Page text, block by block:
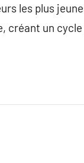
les plus
créant un